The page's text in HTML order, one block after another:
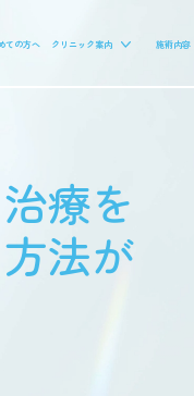
ての方へ クリニック案内 施術内容
療を
法が